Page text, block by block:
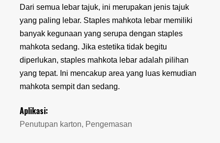
Dari semua lebar tajuk, ini merupakan jenis tajuk
yang paling lebar. Staples mahkota lebar memiliki
banyak kegunaan yang serupa dengan staples
mahkota sedang. Jika estetika tidak begitu
diperlukan, staples mahkota lebar adalah pilihan
yang tepat. Ini mencakup area yang luas kemudian
mahkota sempit dan sedang.
Aplikasi:
Penutupan karton, Pengemasan